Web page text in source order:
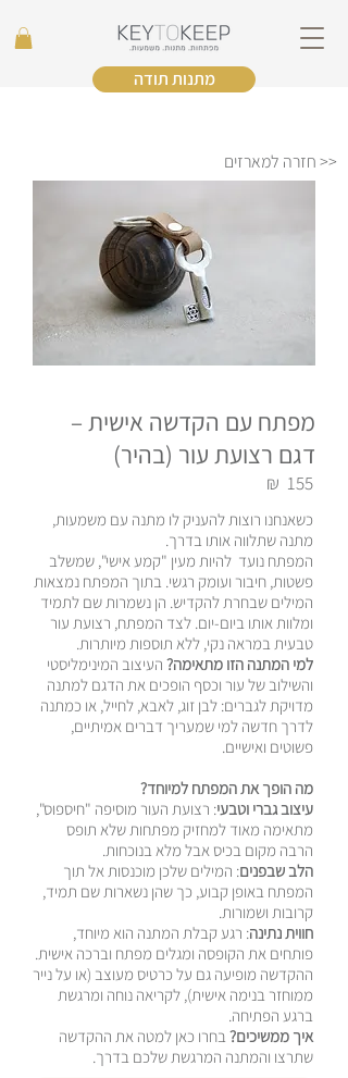
מתנות תודה
<< חזרה למארזים
מפתח עם הקדשה אישית –
דגם רצועת עור (בהיר)
155
₪
כשאנחנו רוצות להעניק לו מתנה עם משמעות,
מתנה שתלווה אותו בדרך.
המפתח נועד להיות מעין "קמע אישי", שמשלב
פשטות, חיבור ועומק רגשי. בתוך המפתח נמצאות
המילים שבחרת להקדיש. הן נשמרות שם לתמיד
ומלוות אותו ביום-יום. לצד המפתח, רצועת עור
טבעית במראה נקי, ללא תוספות מיותרות.
למי המתנה הזו מתאימה? העיצוב המינימליסטי
והשילוב של עור וכסף הופכים את הדגם למתנה
מדויקת לגברים: לבן זוג, לאבא, לחייל, או כמתנה
לדרך חדשה למי שמעריך דברים אמיתיים,
פשוטים ואישיים.
מה הופך את המפתח למיוחד?
עיצוב גברי וטבעי: רצועת העור מוסיפה "חיספוס",
מתאימה מאוד למחזיק מפתחות שלא תופס
הרבה מקום בכיס אבל מלא בנוכחות.
הלב שבפנים: המילים שלכן מוכנסות אל תוך
המפתח באופן קבוע, כך שהן נשארות שם תמיד,
קרובות ושמורות.
חווית נתינה: רגע קבלת המתנה הוא מיוחד,
פותחים את הקופסה ומגלים מפתח וברכה אישית.
ההקדשה מופיעה גם על כרטיס מעוצב (או על נייר
ממוחזר בנימה אישית), לקריאה נוחה ומרגשת
ברגע הפתיחה.
איך ממשיכים?בחרו כאן למטה את ההקדשה
שתרצו והמתנה המרגשת שלכם בדרך.